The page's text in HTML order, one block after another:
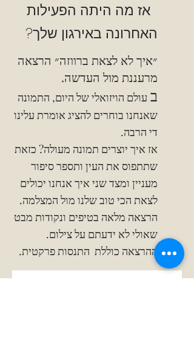
אז מה היתה הפעילות
האחרונה באירגון שלך?
״איך לא לצאת ברווזה״ הרצאה
מרעננת מול העדשה.
ב עולם הויזואלי של היום, התמונה
שאנחנו בוחרים להציג אומרת עלינו
די הרבה.
אז איך יוצרים תמונה מעולה? כזאת
שתתפוס את העין ותספר סיפור
מעניין ומצד שני איך אנחנו יכולים
לצאת הכי טוב שלנו מול המצלמה.
הרצאה מלאה בטיפים ונקודות מבט
שאולי לא ידעתם על צילום.
ההרצאה כוללת התנסות פרקטית.